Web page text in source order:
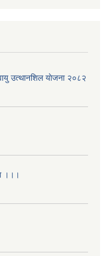
उत्थानशिल याेजना २०८२
।।।